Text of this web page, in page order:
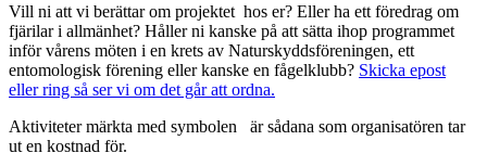
Vill ni att vi berättar om projektet hos er? Eller ha ett föredrag om
fjärilar i allmänhet? Håller ni kanske på att sätta ihop programmet
inför vårens möten i en krets av Naturskyddsföreningen, ett
entomologisk förening eller kanske en fågelklubb? Skicka epost
eller ring så ser vi om det går att ordna.
Aktiviteter märkta med symbolen
är sådana som organisatören tar
ut en kostnad för.